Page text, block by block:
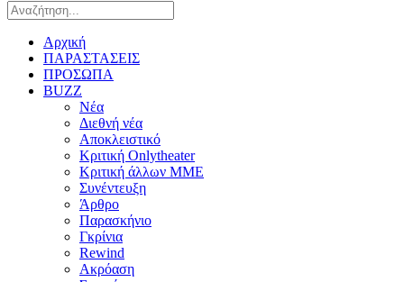
Αρχική
ΠΑΡΑΣΤΑΣΕΙΣ
ΠΡΟΣΩΠΑ
BUZZ
Νέα
Διεθνή νέα
Αποκλειστικό
Κριτική Onlytheater
Κριτική άλλων ΜΜΕ
Συνέντευξη
Άρθρο
Παρασκήνιο
Γκρίνια
Rewind
Ακρόαση